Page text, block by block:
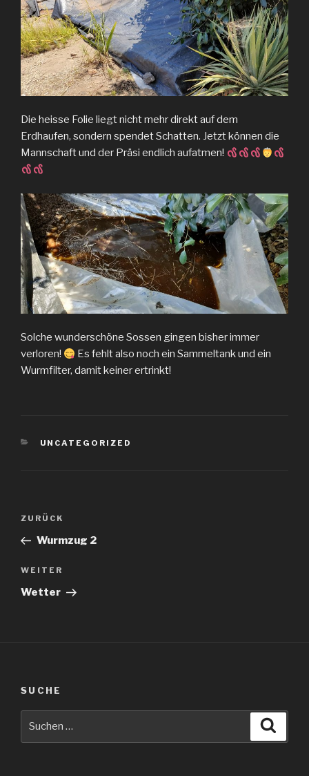
Die heisse Folie liegt nicht mehr direkt auf dem
Erdhaufen, sondern spendet Schatten. Jetzt können die
Mannschaft und der Präsi endlich aufatmen!
Solche wunderschöne Sossen gingen bisher immer
verloren!
Es fehlt also noch ein Sammeltank und ein
Wurmfilter, damit keiner ertrinkt!
KATEGORIEN
UNCATEGORIZED
Beitragsnavigation
Vorheriger
Beitrag
ZURÜCK
Wurmzug 2
Nächster
Beitrag
WEITER
Wetter
SUCHE